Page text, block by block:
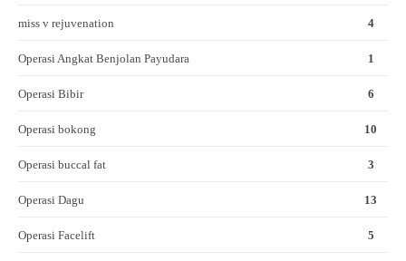
miss v rejuvenation 4
Operasi Angkat Benjolan Payudara 1
Operasi Bibir 6
Operasi bokong 10
Operasi buccal fat 3
Operasi Dagu 13
Operasi Facelift 5